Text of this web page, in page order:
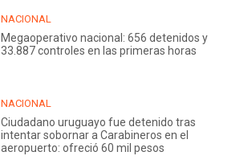
NACIONAL
Megaoperativo nacional: 656 detenidos y
33.887 controles en las primeras horas
NACIONAL
Ciudadano uruguayo fue detenido tras
intentar sobornar a Carabineros en el
aeropuerto: ofreció 60 mil pesos